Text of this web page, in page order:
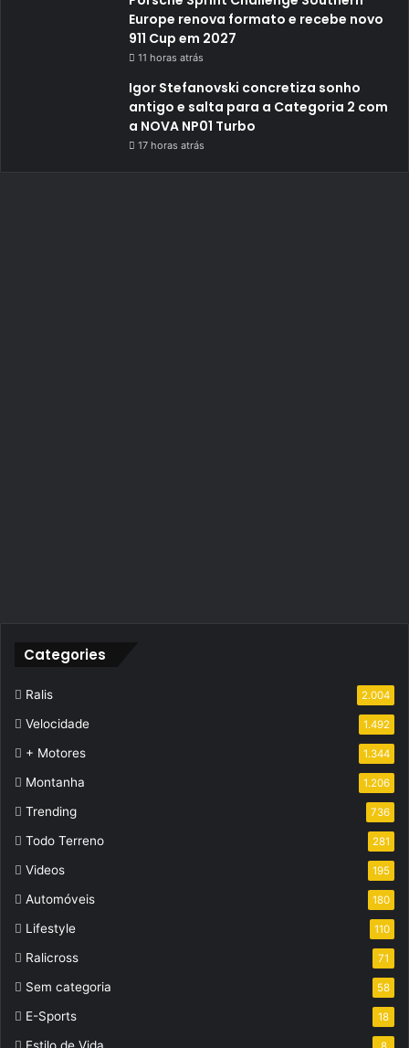
Europe renova formato e recebe novo
911 Cup em 2027
11 horas atrás
Igor Stefanovski concretiza sonho
antigo e salta para a Categoria 2 com
a NOVA NP01 Turbo
17 horas atrás
Categories
Ralis 2.004
Velocidade 1.492
+ Motores 1.344
Montanha 1.206
Trending 736
Todo Terreno 281
Videos 195
Automóveis 180
Lifestyle 110
Ralicross 71
Sem categoria 58
E-Sports 18